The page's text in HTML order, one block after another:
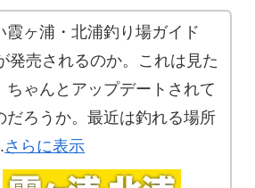
霞ヶ浦・北浦釣り場ガイド
発売されるのか。これは見た
ちゃんとアップデートされて
だろうか。最近は釣れる場所
さらに表示